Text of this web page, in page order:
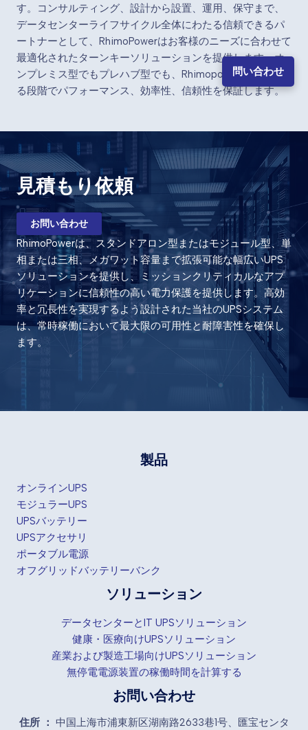
す。コンサルティング、設計から設置、運用、保守まで、
データセンターライフサイクル全体にわたる信頼できるパ
ートナーとして、RhimoPowerはお客様のニーズに合わせて
最適化されたターンキーソリューションを提供します。オ
ンプレミス型でもプレハブ型でも、Rhimopowerはあらゆ
る段階でパフォーマンス、効率性、信頼性を保証します。
見積もり依頼
お問い合わせ
RhimoPowerは、スタンドアロン型またはモジュール型、単
相または三相、メガワット容量まで拡張可能な幅広いUPS
ソリューションを提供し、ミッションクリティカルなアプ
リケーションに信頼性の高い電力保護を提供します。高効
率と冗長性を実現するよう設計された当社のUPSシステム
は、常時稼働において最大限の可用性と耐障害性を確保し
ます。
製品
オンラインUPS
モジュラーUPS
UPSバッテリー
UPSアクセサリ
ポータブル電源
オフグリッドバッテリーバンク
ソリューション
データセンターとIT UPSソリューション
健康・医療向けUPSソリューション
産業および製造工場向けUPSソリューション
無停電電源装置の稼働時間を計算する
お問い合わせ
住所 ： 中国上海市浦東新区湖南路2633巷1号、匯宝センタ
問い合わせ